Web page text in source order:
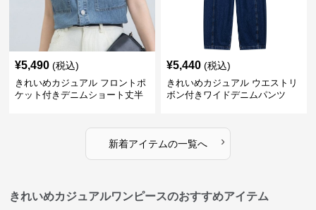
¥5,490 (税込)
きれいめカジュアル フロントポ
ケット付きデニムショート丈半
¥5,440 (税込)
きれいめカジュアル ウエストリ
ボン付きワイドデニムパンツ
新着アイテムの一覧へ ›
きれいめカジュアルワンピースのおすすめアイテム